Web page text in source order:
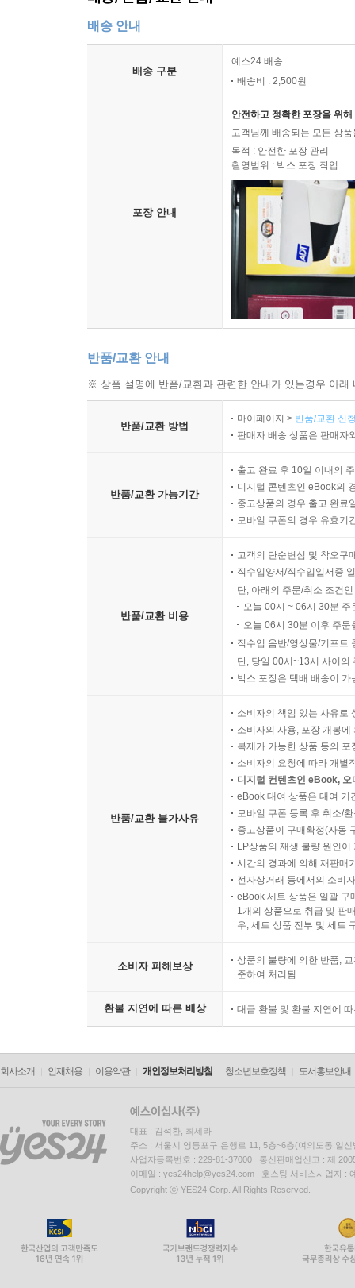
3. 유명인들에게 영감과 조언을 해주고 있는데, 요
- 당사자의 허락 없이는 결코 내 책에 다른 사람
요시모토 바나나와 제시카 미치바타다. 이 두
영적 윤리에 따라 살아가는 사람들이 많아졌다.
4. 사람은 누구나 자신에게 진실을 말해야 한다
어떻게 해야 자신으로서 온전히 살아갈 수 있을
- 사람은 가족, 친구, 문화의 영향을 받아 행동
자신에게 무엇이 옳은지 결정해주지 않는다는 사
좋아하는 것과 좋아하지 않는 것을 선택하는 법을
살면서 만나는 모든 사람과 솔직하게 소통하는
친구, 동료, 고용인을 위해서 자신이 원하지 않는
사람들은 비판을 통해 남이 어떻게 생각하거나
않는다. 우리 자신의 개성이 타인의 생각에 좌지우
가족을 보살필 수 있다는 믿음이 생긴다.
개인적이 되라는 말은 다른 사람들로부터 멀어지
않는다’거나 ‘관심이 없다’는 말을 자주 한다. 하
관심사를 찾는 과정에서 자신이 좋아하는 것과
시작해도 좋다. 이렇게 다양한 분야를 경험해보
액세서리나 다양한 컬러, 빈티지나 특정 시대의
5. 코끼리 구출부터 장애 동물을 가족으로 받
무엇인지를 일깨워줍니다. 긍정적이고 행복하게
- 타인이나 명예, 돈이 행복을 만들어주지 않는
타인과 비교하느라 시간과 에너지를 낭비하지
없지만 그들 모두에게 주어진 개성의 권리는 사랑
행복은 목표를 달성하고자 하는 노력이 성공했을
만족할 수 있는 직업을 원한다면 우선 자신의 관
자기 자신을 사랑한다는 것은 자신의 재능과
스스로에게 사실을 말하라. 자신을 사랑해야 타인
6. 마지막으로, 어떤 인생을 만들어가고 싶습니까
- 지금 나는 그동안 달성하고자 부단히 노력해온
사는 것이 언제나 내 목표 중 하나였으니까.
아직 이루지 못한 중요한 목표가 있다면 질투나
배송 안내
배송 구분
예스24 배송
배송비 : 2,500원
포장 안내
안전하고 정확한 포장을 위
고객님께 배송되는 모든 상
목적 : 안전한 포장 관리
촬영범위 : 박스 포장 작업
반품/교환 안내
※ 상품 설명에 반품/교환과 관련한 안내가 있는경우 아
반품/교환 방법
마이페이지 > 반품/교환 신
판매자 배송 상품은 판매자
반품/교환 가능기간
출고 완료 후 10일 이내의
디지털 콘텐츠인 eBook의
중고상품의 경우 출고 완료
모바일 쿠폰의 경우 유효기
반품/교환 비용
고객의 단순변심 및 착오구
직수입양서/직수입일서중
단, 아래의 주문/취소 조건
오늘 00시 ~ 06시 30분
오늘 06시 30분 이후 주
직수입 음반/영상물/기프트
단, 당일 00시~13시 사이의
박스 포장은 택배 배송이
반품/교환 불가사유
소비자의 책임 있는 사유로
소비자의 사용, 포장 개봉
복제가 가능한 상품 등의
소비자의 요청에 따라 개별
디지털 컨텐츠인 eBook,
eBook 대여 상품은 대여 기
모바일 쿠폰 등록 후 취소/
중고상품이 구매확정(자동
LP상품의 재생 불량 원인
시간의 경과에 의해 재판매
전자상거래 등에서의 소비
eBook 세트 상품은 일괄 구
1개의 상품으로 취급 및 판
우, 세트 상품 전부 및 세트
소비자 피해보상
상품의 불량에 의한 반품,
준하여 처리됨
환불 지연에 따른 배상 대금 환불 및 환불 지연에
회사소개 인재채용 이용약관 개인정보처리방침 청소년보호정책 도서홍보안내
대표 : 김석환, 최세라
주소 : 서울시 영등포구 은행로 11, 5층~6층(여의도동,일신
사업자등록번호 : 229-81-37000 통신판매업신고 : 제
이메일 : yes24help@yes24.com 호스팅 서비스사업자 :
Copyright ⓒ YES24 Corp. All Rights Reserved.